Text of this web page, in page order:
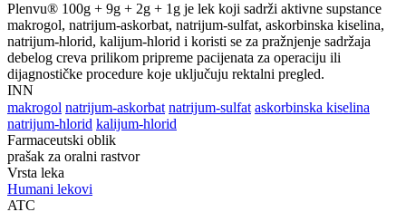
Plenvu® 100g + 9g + 2g + 1g je lek koji sadrži aktivne supstance
makrogol, natrijum-askorbat, natrijum-sulfat, askorbinska kiselina,
natrijum-hlorid, kalijum-hlorid i koristi se za pražnjenje sadržaja
debelog creva prilikom pripreme pacijenata za operaciju ili
dijagnostičke procedure koje uključuju rektalni pregled.
INN
makrogol natrijum-askorbat natrijum-sulfat askorbinska kiselina
natrijum-hlorid kalijum-hlorid
Farmaceutski oblik
prašak za oralni rastvor
Vrsta leka
Humani lekovi
ATC